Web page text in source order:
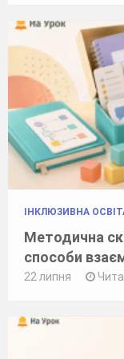
ІНКЛЮЗИВНА
Методична
способи
22 липня